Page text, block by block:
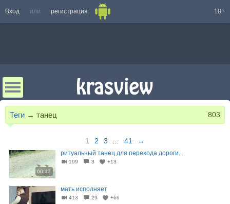
Вход или регистрация 18+
Теги → танец 803
1 2 3 41 →
00:13
ритуальный танец для перехода дороги...⁠
199 3 +13
мать исполняет
413 29 +66